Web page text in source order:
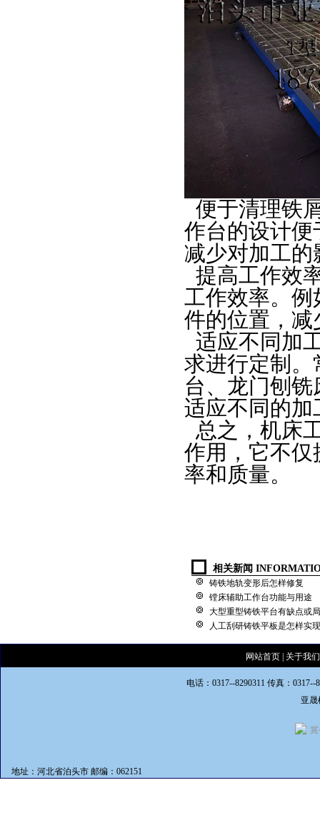
便于清理铁
作台的设计便
减少对加工的
提高工作效
工作效率。例
件的位置，减
适应不同加
求进行定制。
台、龙门刨
适应不同的加
总之， 机床
作用，它不仅
率和质量。
相关新闻
铸铁地轨变形后怎样修复
镗床辅助工作台功能与用途
大型重型铸铁平台有缺点或
人工刮研铸铁平板是怎样实
网站首页| 关于我们
电话：0317--8290311 传真：0317--
亚
冀
地址：河北省泊头市 邮编：062151